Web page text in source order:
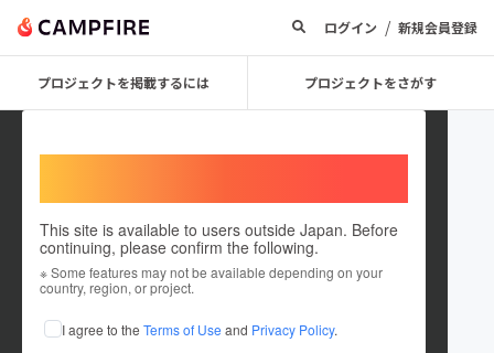
ログイン / 新規会員登録
プロジェクトを掲載するには プロジェクトをさがす
This site is available to users outside Japan. Before
continuing, please confirm the following.
※ Some features may not be available depending on your
country, region, or project.
I agree to the Terms of Use and Privacy Policy.
Katsuyoshi Sato
これまでに1件のプロジェクトを投稿しています